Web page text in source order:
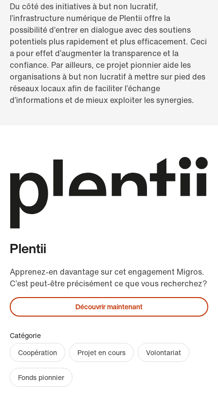
Du côté des initiatives à but non lucratif,
l’infrastructure numérique de Plentii offre la
possibilité d’entrer en dialogue avec des soutiens
potentiels plus rapidement et plus efficacement. Ceci
a pour effet d’augmenter la transparence et la
confiance. Par ailleurs, ce projet pionnier aide les
organisations à but non lucratif à mettre sur pied des
réseaux locaux afin de faciliter l’échange
d’informations et de mieux exploiter les synergies.
Plentii
Apprenez-en davantage sur cet engagement Migros.
C’est peut-être précisément ce que vous recherchez?
Découvrir maintenant
Catégorie
Coopération
Projet en cours Volontariat
Fonds pionnier